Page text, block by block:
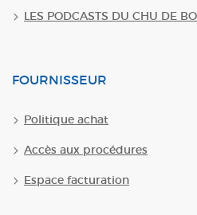
LES PODCASTS DU CHU DE
FOURNISSEUR
Politique achat
Accès aux procédures
Espace facturation